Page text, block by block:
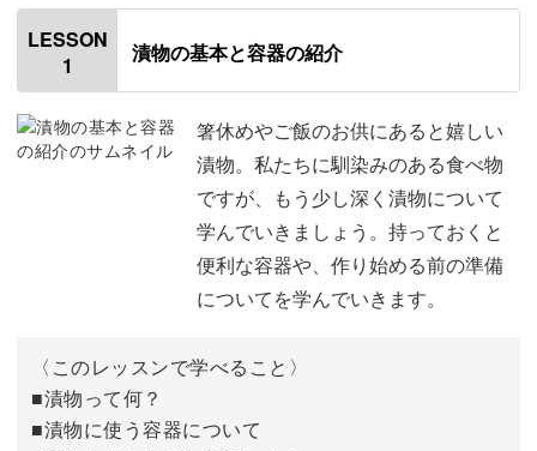
漬物って手間がかかると思われがちですよね。
今回は、学んだ後はぜひ日常で作っていただきたいという
思いから、電子レンジで簡単に美味しく作るピクルスや、
野菜を漬けるだけで完成する漬物のもとの作り方など、手
軽に美味しくできる漬物を紹介します。
せっかく漬物作りに挑戦していただくので、同時に漬物に
関する知識もお伝えします。
LESSON
1
漬物の基本と容器の紹介
箸休めやご飯のお供にあると嬉しい
漬物。私たちに馴染みのある食べ物
ですが、もう少し深く漬物について
学んでいきましょう。持っておくと
便利な容器や、作り始める前の準備
についてを学んでいきます。
〈このレッスンで学べること〉
■漬物って何？
■漬物に使う容器について